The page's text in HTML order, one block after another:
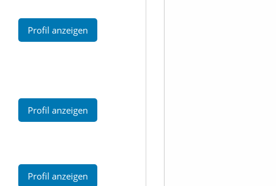
Profil anzeigen
Profil anzeigen
Profil anzeigen